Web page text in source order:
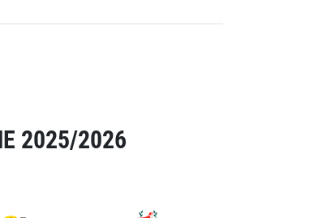
2025/2026